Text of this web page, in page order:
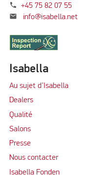
phone +45 75 82 07 55
mail info@isabella.net
Isabella
Au sujet d’Isabella
Dealers
Qualité
Salons
Presse
Nous contacter
Isabella Fonden